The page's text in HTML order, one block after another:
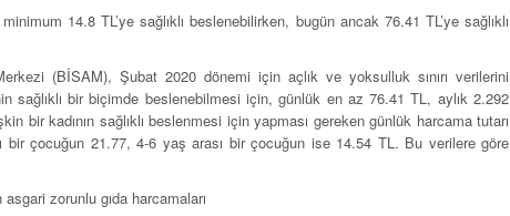
14.8 TL’ye sağlıklı beslenebilirken, bugün ancak 76.41 TL’ye sağlıklı
(BİSAM), Şubat 2020 dönemi için açlık ve yoksulluk sınırı verilerini
sağlıklı bir biçimde beslenebilmesi için, günlük en az 76.41 TL, aylık 2.292
bir kadının sağlıklı beslenmesi için yapması gereken günlük harcama tutarı
çocuğun 21.77, 4-6 yaş arası bir çocuğun ise 14.54 TL. Bu verilere göre
zorunlu gıda harcamaları